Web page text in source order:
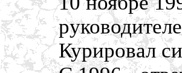
Курировал